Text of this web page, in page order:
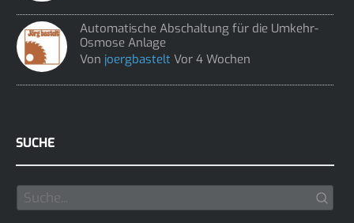
Automatische Abschaltung für die Umkehr-
Osmose Anlage
Von joergbastelt Vor 4 Wochen
SUCHE